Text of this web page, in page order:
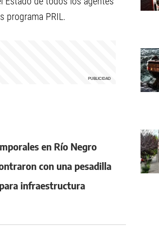
programa PRIL.
en Río Negro
con una pesadilla
infraestructura